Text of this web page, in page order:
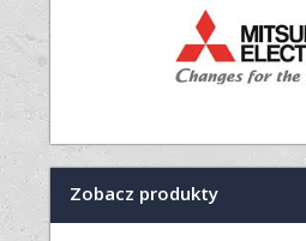
Zobacz produkty